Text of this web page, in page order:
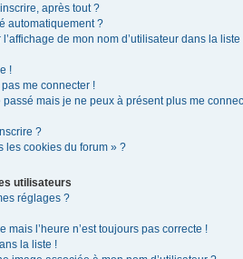
après tout ?
automatiquement ?
de mon nom d’utilisateur dans la liste
!
me connecter !
passé mais je ne peux à présent plus me
?
les cookies du forum » ?
utilisateurs
réglages ?
mais l’heure n’est toujours pas correcte !
la liste !